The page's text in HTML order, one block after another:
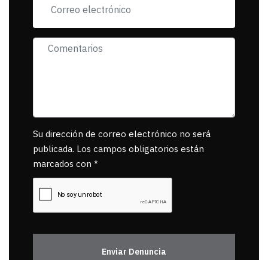
Su dirección de correo electrónico no será
publicada. Los campos obligatorios están
marcados con *
Enviar Denuncia